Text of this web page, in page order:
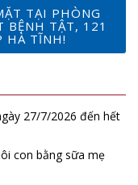
TẠI PHÒNG
BỆNH TẬT, 121
HÀ TĨNH!
27/7/2026 đến hết
con bằng sữa mẹ